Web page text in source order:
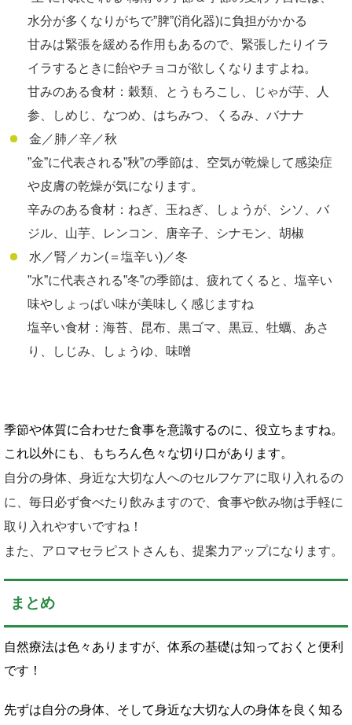
水分が多くなりがちで”脾”(消化器)に負担がかかる
甘みは緊張を緩める作用もあるので、緊張したりイラ
イラするときに飴やチョコが欲しくなりますよね。
甘みのある食材：穀類、とうもろこし、じゃが芋、人
参、しめじ、なつめ、はちみつ、くるみ、バナナ
金／肺／辛／秋
”金”に代表される”秋”の季節は、空気が乾燥して感染症
や皮膚の乾燥が気になります。
辛みのある食材：ねぎ、玉ねぎ、しょうが、シソ、バ
ジル、山芋、レンコン、唐辛子、シナモン、胡椒
水／腎／カン(＝塩辛い)／冬
”水”に代表される”冬”の季節は、疲れてくると、塩辛い
味やしょっぱい味が美味しく感じますね
塩辛い食材：海苔、昆布、黒ゴマ、黒豆、牡蠣、あさ
り、しじみ、しょうゆ、味噌
季節や体質に合わせた食事を意識するのに、役立ちますね。
これ以外にも、もちろん色々な切り口があります。
自分の身体、身近な大切な人へのセルフケアに取り入れるの
に、毎日必ず食べたり飲みますので、食事や飲み物は手軽に
取り入れやすいですね！
また、アロマセラピストさんも、提案力アップになります。
まとめ
自然療法は色々ありますが、体系の基礎は知っておくと便利
です！
先ずは自分の身体、そして身近な大切な人の身体を良く知る